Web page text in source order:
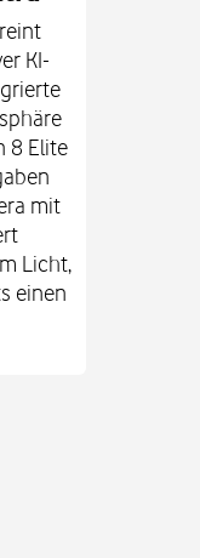
KI-
8 Elite
mit
Licht,
einen